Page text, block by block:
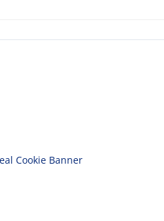
Cookie Banner